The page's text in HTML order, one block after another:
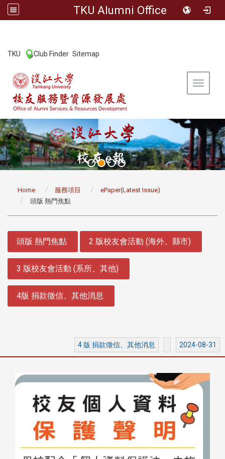
TKU Alumni Office
TKU Club Finder Sitemap
Toggle
Home 服務項目
ePaper(Latest Issue)
頭版 熱門焦點
頭版 熱門焦點 2 版校友會活動 (海外、縣市)
3 版校友會活動 (系所、其他)
4版 捐款徵信、其他消息
4 版 捐款徵信、其他消息 2024-08-31